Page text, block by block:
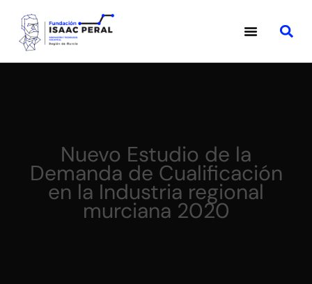
Nuevo Estudio de la
Demanda de Cualificación
en la Industria regional
murciana 2020